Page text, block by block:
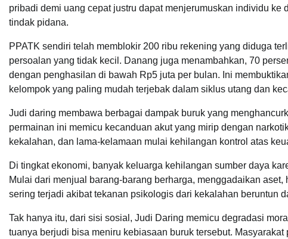
pribadi demi uang cepat justru dapat menjerumuskan individu
tindak pidana.
PPATK sendiri telah memblokir 200 ribu rekening yang diduga
persoalan yang tidak kecil. Danang juga menambahkan, 70
dengan penghasilan di bawah Rp5 juta per bulan. Ini
kelompok yang paling mudah terjebak dalam siklus utang dan
Judi daring membawa berbagai dampak buruk yang
permainan ini memicu kecanduan akut yang mirip dengan
kekalahan, dan lama-kelamaan mulai kehilangan kontrol atas
Di tingkat ekonomi, banyak keluarga kehilangan sumber daya
Mulai dari menjual barang-barang berharga, menggadaikan
sering terjadi akibat tekanan psikologis dari kekalahan beruntun
Tak hanya itu, dari sisi sosial, Judi Daring memicu degradasi
tuanya berjudi bisa meniru kebiasaan buruk tersebut.